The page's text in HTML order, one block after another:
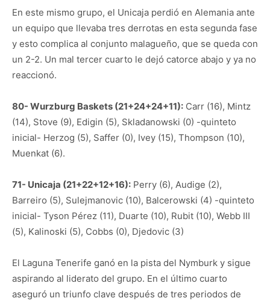
En este mismo grupo, el Unicaja perdió en Alemania ante
un equipo que llevaba tres derrotas en esta segunda fase
y esto complica al conjunto malagueño, que se queda con
un 2-2. Un mal tercer cuarto le dejó catorce abajo y ya no
reaccionó.
80- Wurzburg Baskets (21+24+24+11): Carr (16), Mintz
(14), Stove (9), Edigin (5), Skladanowski (0) -quinteto
inicial- Herzog (5), Saffer (0), Ivey (15), Thompson (10),
Muenkat (6).
71- Unicaja (21+22+12+16): Perry (6), Audige (2),
Barreiro (5), Sulejmanovic (10), Balcerowski (4) -quinteto
inicial- Tyson Pérez (11), Duarte (10), Rubit (10), Webb III
(5), Kalinoski (5), Cobbs (0), Djedovic (3)
El Laguna Tenerife ganó en la pista del Nymburk y sigue
aspirando al liderato del grupo. En el último cuarto
aseguró un triunfo clave después de tres periodos de